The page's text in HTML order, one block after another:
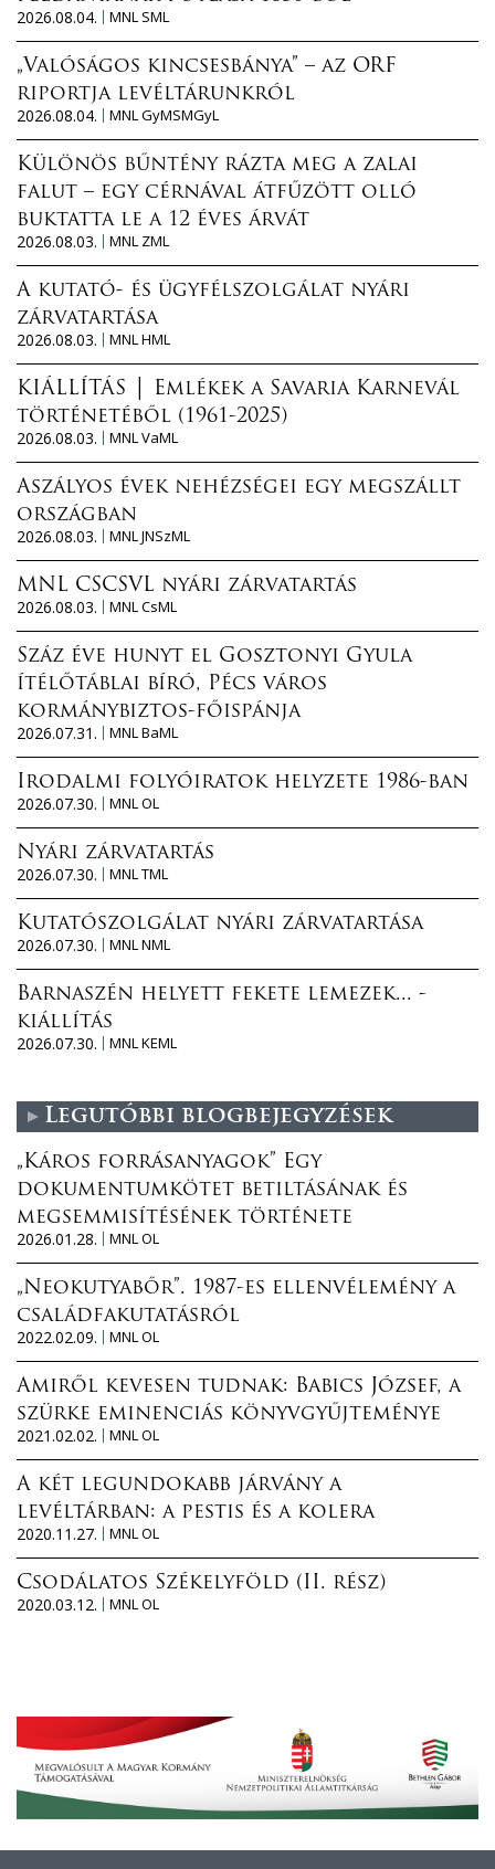
2026.08.04.
MNL SML
„Valóságos kincsesbánya” – az ORF
riportja levéltárunkról
2026.08.04.
MNL GyMSMGyL
Különös bűntény rázta meg a zalai
falut – egy cérnával átfűzött olló
buktatta le a 12 éves árvát
2026.08.03.
MNL ZML
A kutató- és ügyfélszolgálat nyári
zárvatartása
2026.08.03.
MNL HML
KIÁLLÍTÁS │ Emlékek a Savaria Karnevál
történetéből (1961-2025)
2026.08.03.
MNL VaML
Aszályos évek nehézségei egy megszállt
országban
2026.08.03.
MNL JNSzML
MNL CSCSVL nyári zárvatartás
2026.08.03.
MNL CsML
Száz éve hunyt el Gosztonyi Gyula
ítélőtáblai bíró, Pécs város
kormánybiztos-főispánja
2026.07.31.
MNL BaML
Irodalmi folyóiratok helyzete 1986-ban
2026.07.30.
MNL OL
Nyári zárvatartás
2026.07.30.
MNL TML
Kutatószolgálat nyári zárvatartása
2026.07.30.
MNL NML
Barnaszén helyett fekete lemezek... -
kiállítás
2026.07.30.
MNL KEML
Legutóbbi blogbejegyzések
„Káros forrásanyagok” Egy
dokumentumkötet betiltásának és
megsemmisítésének története
2026.01.28.
MNL OL
„Neokutyabőr”. 1987-es ellenvélemény a
családfakutatásról
2022.02.09.
MNL OL
Amiről kevesen tudnak: Babics József, a
szürke eminenciás könyvgyűjteménye
2021.02.02.
MNL OL
A két legundokabb járvány a
levéltárban: a pestis és a kolera
2020.11.27.
MNL OL
Csodálatos Székelyföld (II. rész)
2020.03.12.
MNL OL